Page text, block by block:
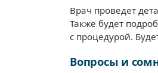
Врач проведет
Также будет
с процедурой.
Вопросы и